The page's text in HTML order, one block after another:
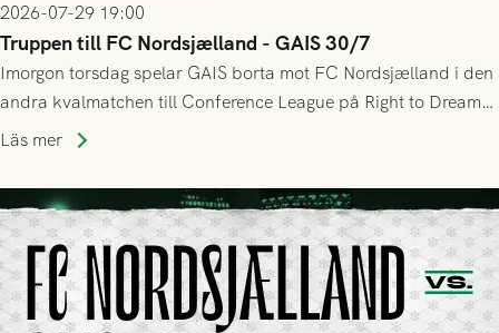
2026-07-29 19:00
Truppen till FC Nordsjælland - GAIS 30/7
Imorgon torsdag spelar GAIS borta mot FC Nordsjælland i den
andra kvalmatchen till Conference League på Right to Dream
Park! Fredrik Holmberg och ledarstaben har tagit ut följande
Läs mer